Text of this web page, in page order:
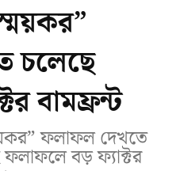
চলেছে
বামফ্রন্ট
ফলাফল দেখতে
বড় ফ্যাক্টর